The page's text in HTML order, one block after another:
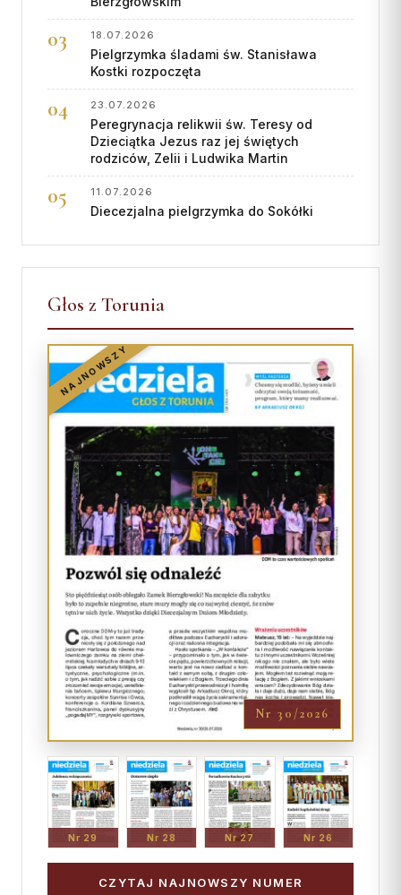
18.07.2026
Pielgrzymka śladami św. Stanisława
Kostki rozpoczęta
23.07.2026
Peregrynacja relikwii św. Teresy od
Dzieciątka Jezus raz jej świętych
rodziców, Zelii i Ludwika Martin
11.07.2026
Diecezjalna pielgrzymka do Sokółki
Głos z Torunia
NAJNOWSZY
Nr 30/2026
Nr 29 Nr 28 Nr 27 Nr 26
CZYTAJ NAJNOWSZY NUMER